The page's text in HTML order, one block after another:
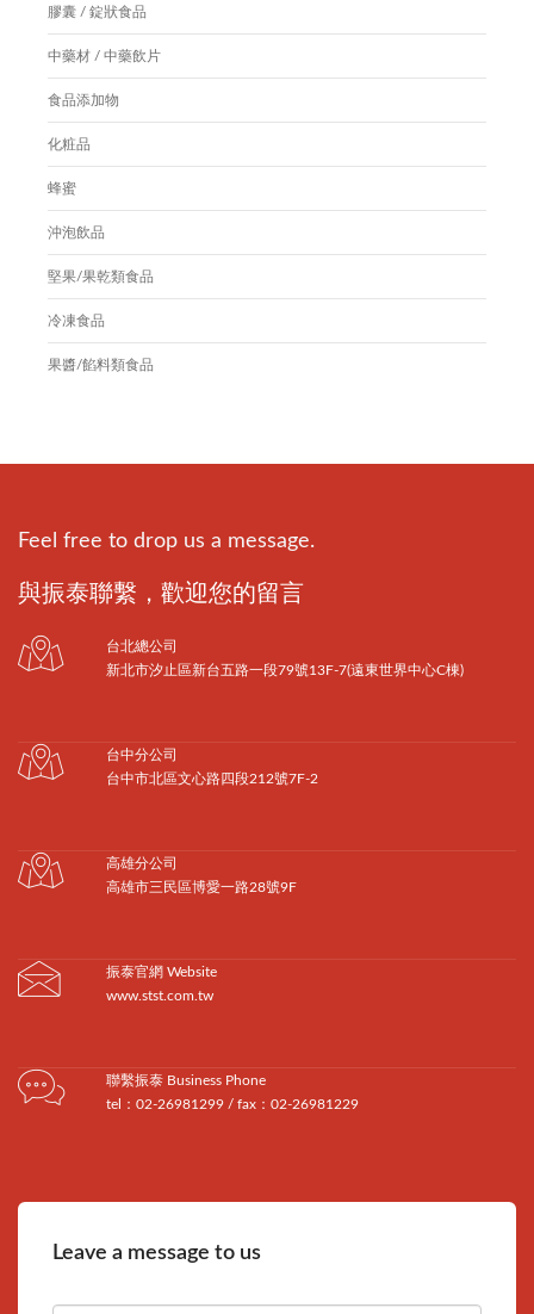
膠囊 / 錠狀食品
中藥材 / 中藥飲片
食品添加物
化粧品
蜂蜜
沖泡飲品
堅果/果乾類食品
冷凍食品
果醬/餡料類食品
Feel free to drop us a message.
與振泰聯繫，歡迎您的留言
台北總公司
新北市汐止區新台五路一段79號13F-7(遠東世界中心C棟)
台中分公司
台中市北區文心路四段212號7F-2
高雄分公司
高雄市三民區博愛一路28號9F
振泰官網 Website
www.stst.com.tw
聯繫振泰 Business Phone
tel：02-26981299 / fax：02-26981229
Leave a message to us